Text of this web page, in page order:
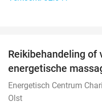
OUT
Reikibehandeling of
energetische
Energetisch Centrum
Olst